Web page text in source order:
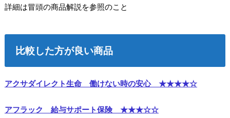
詳細は冒頭の商品解説を参照のこと
比較した方が良い商品
アクサダイレクト生命 働けない時の安心 ★★★★☆
アフラック 給与サポート保険 ★★★☆☆